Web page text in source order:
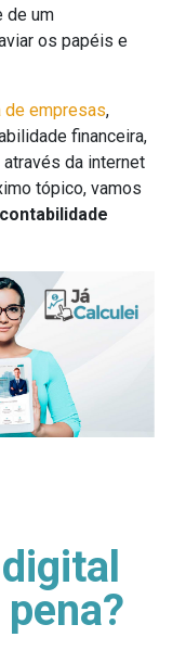
de um
os papéis e
de empresas,
financeira,
da internet
tópico, vamos
contabilidade